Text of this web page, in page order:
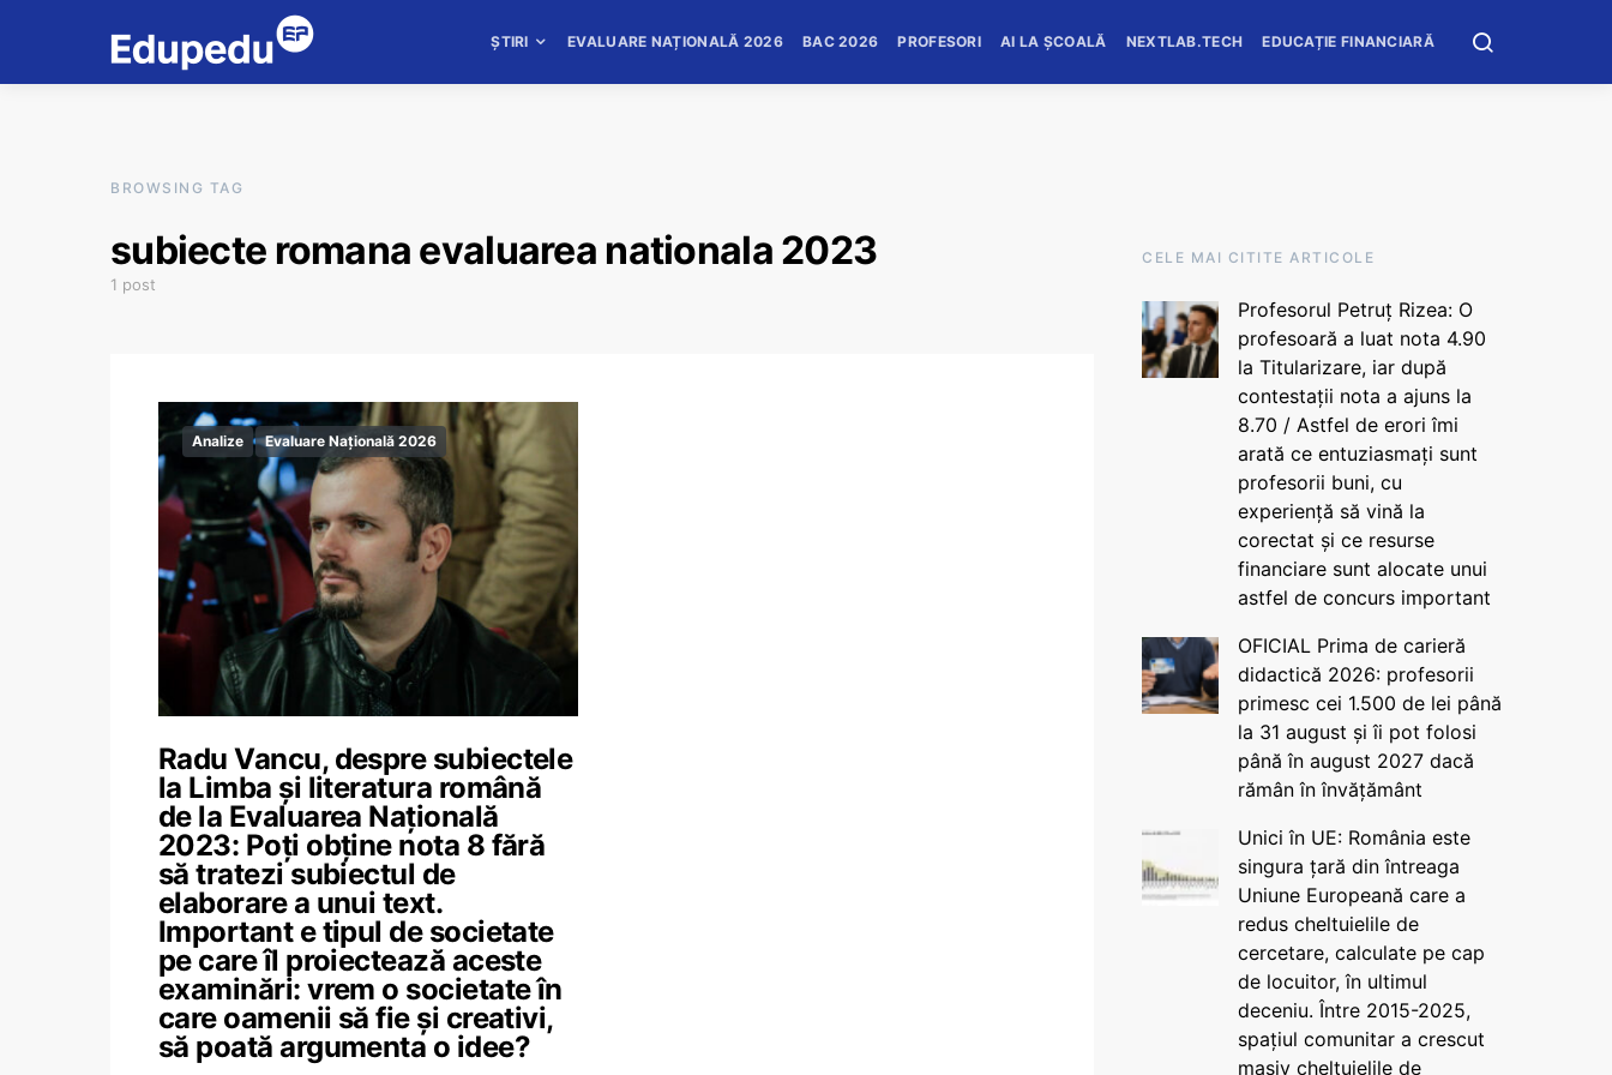
ȘTIRI EVALUARE NAȚIONALĂ 2026 BAC 2026 PROFESORI AI LA ȘCOALĂ NEXTLAB.TECH EDUCAȚIE FINANCIARĂ
BROWSING TAG
subiecte romana evaluarea nationala 2023
1 post
Analize Evaluare Națională 2026
Radu Vancu, despre subiectele
la Limba și literatura română
de la Evaluarea Națională
2023: Poți obține nota 8 fără
să tratezi subiectul de
elaborare a unui text.
Important e tipul de societate
pe care îl proiectează aceste
examinări: vrem o societate în
care oamenii să fie și creativi,
să poată argumenta o idee?
CELE MAI CITITE ARTICOLE
Profesorul Petruț Rizea: O
profesoară a luat nota 4.90
la Titularizare, iar după
contestații nota a ajuns la
8.70 / Astfel de erori îmi
arată ce entuziasmați sunt
profesorii buni, cu
experiență să vină la
corectat și ce resurse
financiare sunt alocate unui
astfel de concurs important
OFICIAL Prima de carieră
didactică 2026: profesorii
primesc cei 1.500 de lei până
la 31 august și îi pot folosi
până în august 2027 dacă
rămân în învățământ
Unici în UE: România este
singura țară din întreaga
Uniune Europeană care a
redus cheltuielile de
cercetare, calculate pe cap
de locuitor, în ultimul
deceniu. Între 2015-2025,
spațiul comunitar a crescut
masiv cheltuielile de